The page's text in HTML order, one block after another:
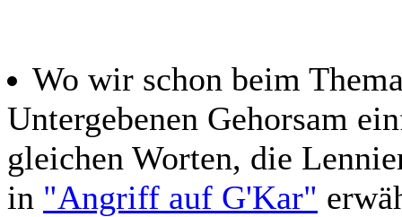
Wo wir schon beim
Untergebenen Gehorsam
gleichen Worten, die
in "Angriff auf G'Kar"